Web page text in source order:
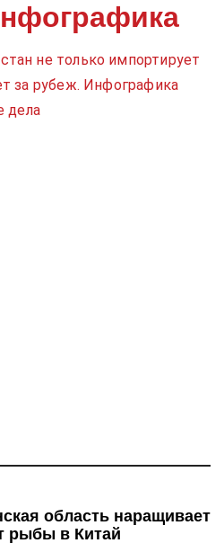
дела
область наращивает
рыбы в Китай